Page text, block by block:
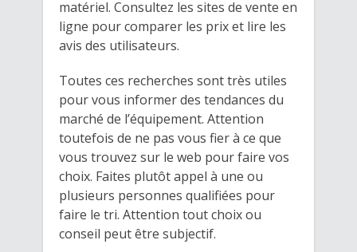
matériel. Consultez les sites de vente en
ligne pour comparer les prix et lire les
avis des utilisateurs.
Toutes ces recherches sont très utiles
pour vous informer des tendances du
marché de l’équipement. Attention
toutefois de ne pas vous fier à ce que
vous trouvez sur le web pour faire vos
choix. Faites plutôt appel à une ou
plusieurs personnes qualifiées pour
faire le tri. Attention tout choix ou
conseil peut être subjectif.